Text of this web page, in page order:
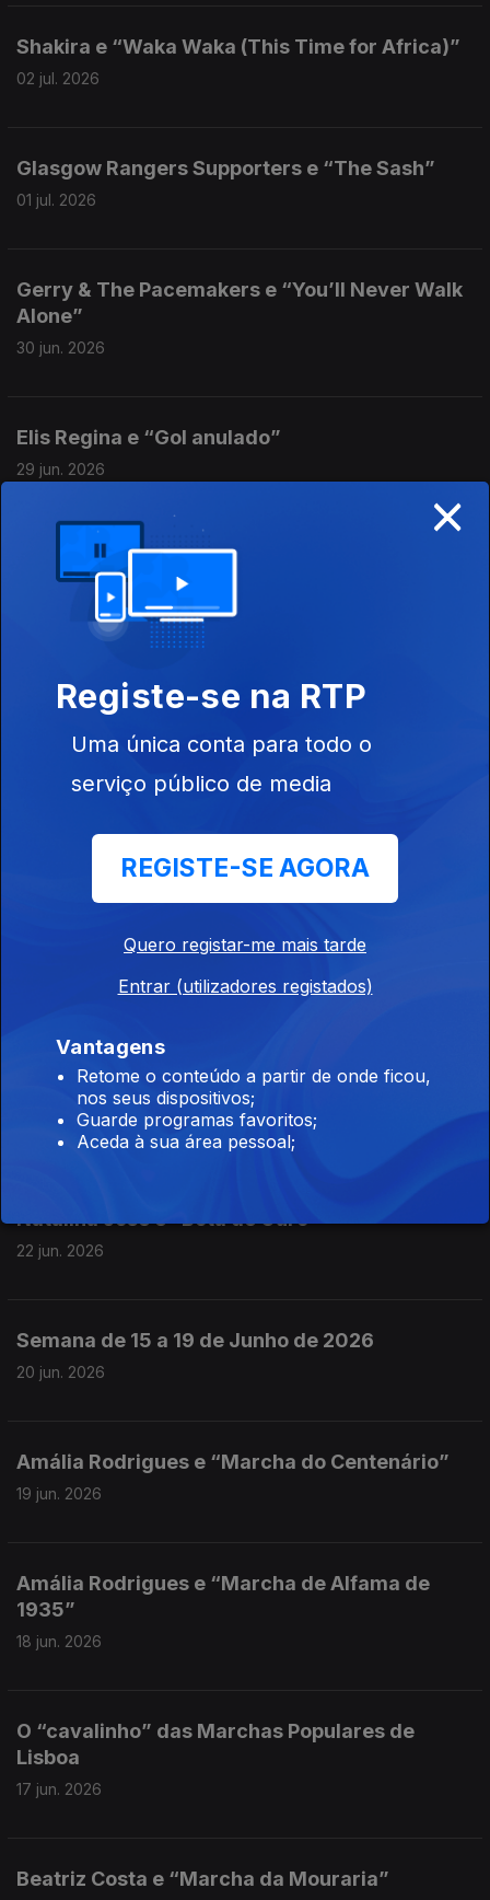
Shakira e “Waka Waka (This Time for Africa)”
02 jul. 2026
Glasgow Rangers Supporters e “The Sash”
01 jul. 2026
Gerry & The Pacemakers e “You’ll Never Walk
Alone”
30 jun. 2026
Elis Regina e “Gol anulado”
29 jun. 2026
Semana de 22 a 26 de Junho de 2026,
Diego Redes e “En Argentina Naci”
26 jun. 2026
Chateau Pop e “Coup de boule”
25 jun. 2026
auf dem gelben Wagen”
The Lightning Seeds e “Three Lions (Football’s
Coming Home)”
23 jun. 2026
Natalina José e “Bota de Ouro”
22 jun. 2026
Semana de 15 a 19 de Junho de 2026
20 jun. 2026
Amália Rodrigues e “Marcha do Centenário”
19 jun. 2026
Amália Rodrigues e “Marcha de Alfama de
1935”
18 jun. 2026
O “cavalinho” das Marchas Populares de
Lisboa
17 jun. 2026
Beatriz Costa e “Marcha da Mouraria”
×
Registe-se na RTP
Uma única conta para todo o
serviço público de media
REGISTE-SE AGORA
Quero registar-me mais tarde
Entrar (utilizadores registados)
Vantagens
Retome o conteúdo a partir de onde ficou,
nos seus dispositivos;
Guarde programas favoritos;
Aceda à sua área pessoal;